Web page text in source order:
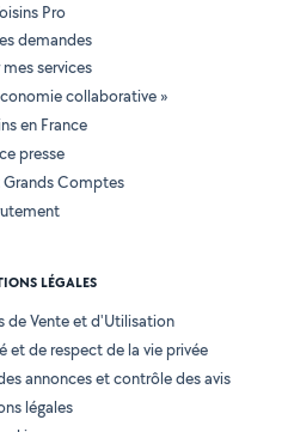
Pro
demandes
services
collaborative »
en France
presse
Grands Comptes
LÉGALES
de Vente et d'Utilisation
et de respect de la vie privée
annonces et contrôle des avis
légales